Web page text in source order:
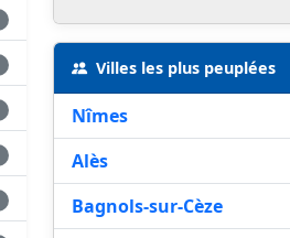
Villes les plus peuplées
Nîmes
Alès
Bagnols-sur-Cèze